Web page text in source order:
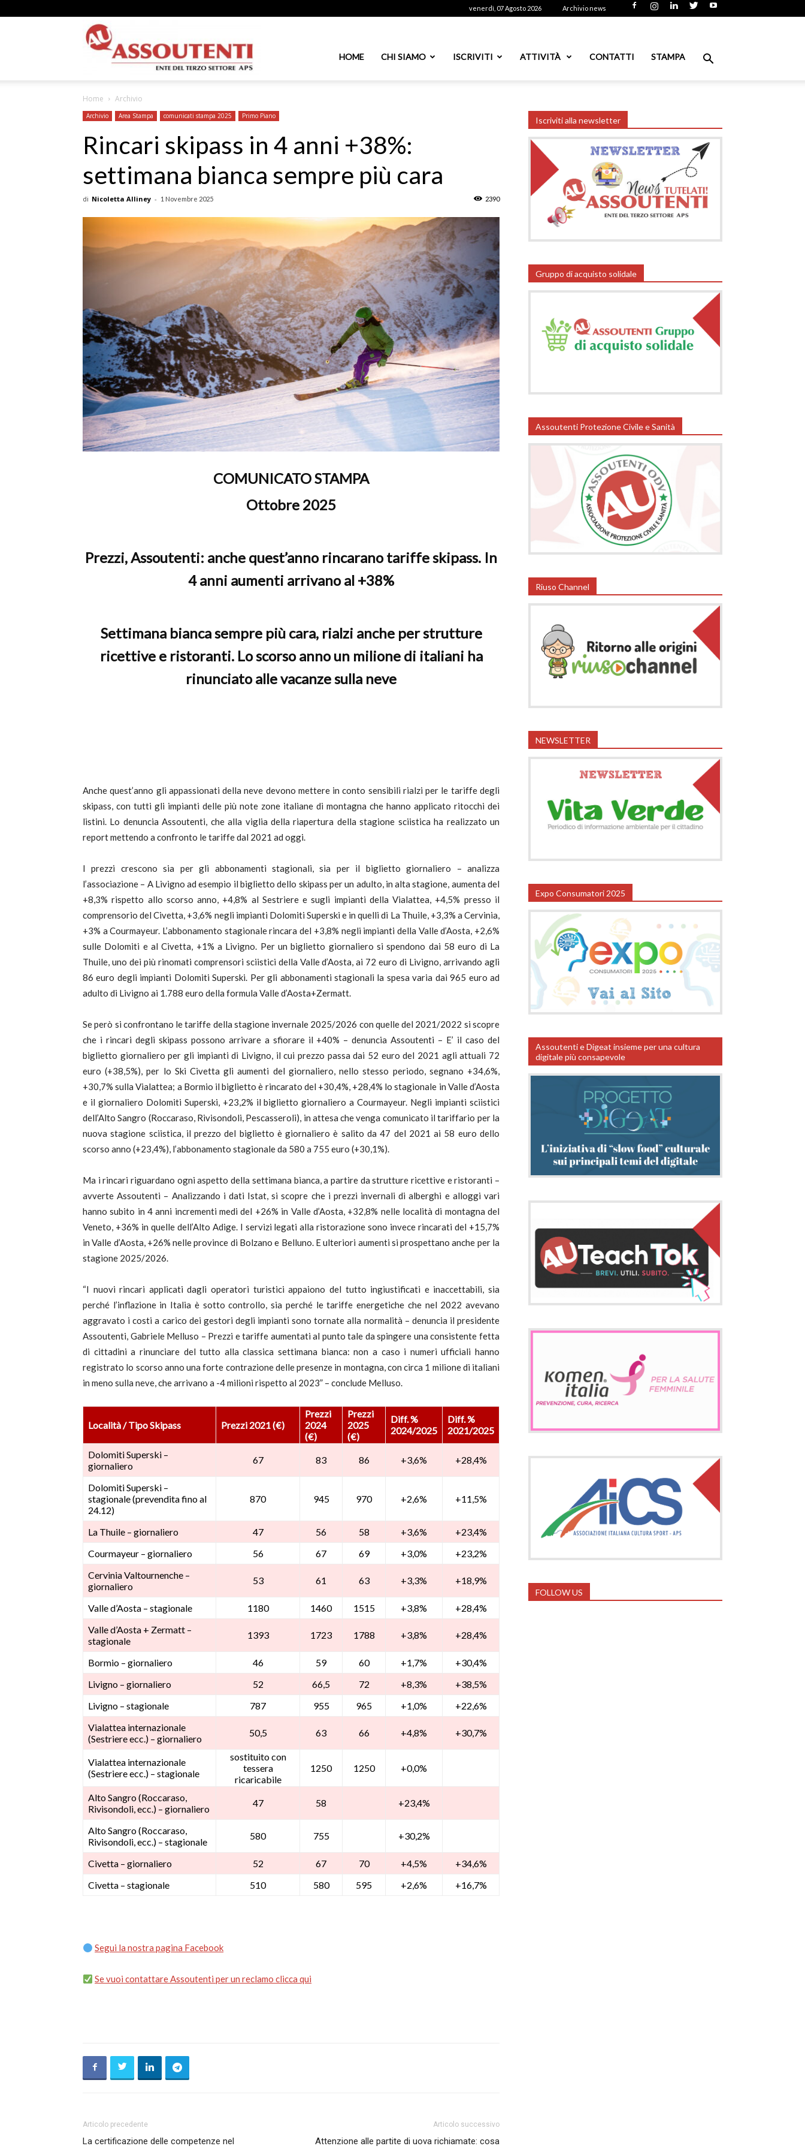
venerdì, 07 Agosto 2026 Archivio news
Nazionale
APS
–
Tutela
i
diritti
consumatori
HOME CHI SIAMO ISCRIVITI ATTIVITÀ CONTATTI STAMPA
Home Archivio
Archivio Area Stampa comunicati stampa 2025 Primo Piano
Rincari skipass in 4 anni +38%:
settimana bianca sempre più cara
di Nicoletta Alliney - 1 Novembre 2025 2390
COMUNICATO STAMPA
Ottobre 2025
Prezzi, Assoutenti: anche quest’anno rincarano tariffe skipass. In
4 anni aumenti arrivano al +38%
Settimana bianca sempre più cara, rialzi anche per strutture
ricettive e ristoranti. Lo scorso anno un milione di italiani ha
rinunciato alle vacanze sulla neve
Anche quest’anno gli appassionati della neve devono mettere in conto sensibili rialzi per le tariffe degli
skipass, con tutti gli impianti delle più note zone italiane di montagna che hanno applicato ritocchi dei
listini. Lo denuncia Assoutenti, che alla viglia della riapertura della stagione sciistica ha realizzato un
report mettendo a confronto le tariffe dal 2021 ad oggi.
I prezzi crescono sia per gli abbonamenti stagionali, sia per il biglietto giornaliero – analizza
l’associazione – A Livigno ad esempio il biglietto dello skipass per un adulto, in alta stagione, aumenta del
+8,3% rispetto allo scorso anno, +4,8% al Sestriere e sugli impianti della Vialattea, +4,5% presso il
comprensorio del Civetta, +3,6% negli impianti Dolomiti Superski e in quelli di La Thuile, +3,3% a Cervinia,
+3% a Courmayeur. L’abbonamento stagionale rincara del +3,8% negli impianti della Valle d’Aosta, +2,6%
sulle Dolomiti e al Civetta, +1% a Livigno. Per un biglietto giornaliero si spendono dai 58 euro di La
Thuile, uno dei più rinomati comprensori sciistici della Valle d’Aosta, ai 72 euro di Livigno, arrivando agli
86 euro degli impianti Dolomiti Superski. Per gli abbonamenti stagionali la spesa varia dai 965 euro ad
adulto di Livigno ai 1.788 euro della formula Valle d’Aosta+Zermatt.
Se però si confrontano le tariffe della stagione invernale 2025/2026 con quelle del 2021/2022 si scopre
che i rincari degli skipass possono arrivare a sfiorare il +40% – denuncia Assoutenti – E’ il caso del
biglietto giornaliero per gli impianti di Livigno, il cui prezzo passa dai 52 euro del 2021 agli attuali 72
euro (+38,5%), per lo Ski Civetta gli aumenti del giornaliero, nello stesso periodo, segnano +34,6%,
+30,7% sulla Vialattea; a Bormio il biglietto è rincarato del +30,4%, +28,4% lo stagionale in Valle d’Aosta
e il giornaliero Dolomiti Superski, +23,2% il biglietto giornaliero a Courmayeur. Negli impianti sciistici
dell’Alto Sangro (Roccaraso, Rivisondoli, Pescasseroli), in attesa che venga comunicato il tariffario per la
nuova stagione sciistica, il prezzo del biglietto è giornaliero è salito da 47 del 2021 ai 58 euro dello
scorso anno (+23,4%), l’abbonamento stagionale da 580 a 755 euro (+30,1%).
Ma i rincari riguardano ogni aspetto della settimana bianca, a partire da strutture ricettive e ristoranti –
avverte Assoutenti – Analizzando i dati Istat, si scopre che i prezzi invernali di alberghi e alloggi vari
hanno subito in 4 anni incrementi medi del +26% in Valle d’Aosta, +32,8% nelle località di montagna del
Veneto, +36% in quelle dell’Alto Adige. I servizi legati alla ristorazione sono invece rincarati del +15,7%
in Valle d’Aosta, +26% nelle province di Bolzano e Belluno. E ulteriori aumenti si prospettano anche per la
stagione 2025/2026.
“I nuovi rincari applicati dagli operatori turistici appaiono del tutto ingiustificati e inaccettabili, sia
perché l’inflazione in Italia è sotto controllo, sia perché le tariffe energetiche che nel 2022 avevano
aggravato i costi a carico dei gestori degli impianti sono tornate alla normalità – denuncia il presidente
Assoutenti, Gabriele Melluso – Prezzi e tariffe aumentati al punto tale da spingere una consistente fetta
di cittadini a rinunciare del tutto alla classica settimana bianca: non a caso i numeri ufficiali hanno
registrato lo scorso anno una forte contrazione delle presenze in montagna, con circa 1 milione di italiani
in meno sulla neve, che arrivano a -4 milioni rispetto al 2023” – conclude Melluso.
Località / Tipo Skipass Prezzi 2021 (€)
Prezzi
2024
(€)
Prezzi
2025
(€)
Diff. %
2024/2025
Diff. %
2021/2025
Dolomiti Superski –
giornaliero
67 83 86 +3,6% +28,4%
Dolomiti Superski –
stagionale (prevendita fino al
24.12)
870 945 970 +2,6% +11,5%
La Thuile – giornaliero 47 56 58 +3,6%
+23,4%
Courmayeur – giornaliero
56 67 69 +3,0%
+23,2%
Cervinia Valtournenche –
giornaliero
53 61 63 +3,3% +18,9%
Valle d’Aosta – stagionale 1180 1460 1515 +3,8%
+28,4%
Valle d’Aosta + Zermatt –
stagionale
1393 1723 1788 +3,8% +28,4%
Bormio – giornaliero 46 59 60 +1,7%
+30,4%
Livigno – giornaliero
52 66,5 72 +8,3%
+38,5%
Livigno – stagionale
787 955 965 +1,0%
+22,6%
Vialattea internazionale
(Sestriere ecc.) – giornaliero
50,5 63 66 +4,8% +30,7%
Vialattea internazionale
(Sestriere ecc.) – stagionale
sostituito con
tessera
ricaricabile
1250 1250 +0,0%
Alto Sangro (Roccaraso,
Rivisondoli, ecc.) – giornaliero
47 58 +23,4%
Alto Sangro (Roccaraso,
Rivisondoli, ecc.) – stagionale
580 755 +30,2%
Civetta – giornaliero 52 67 70 +4,5%
+34,6%
Civetta – stagionale
510 580 595 +2,6% +16,7%
Segui la nostra pagina Facebook
Se vuoi contattare Assoutenti per un reclamo clicca qui
Articolo precedente
La certificazione delle competenze nel
Articolo successivo
Attenzione alle partite di uova richiamate: cosa
Iscriviti alla newsletter
Gruppo di acquisto solidale
Assoutenti Protezione Civile e Sanità
Riuso Channel
NEWSLETTER
Expo Consumatori 2025
Assoutenti e Digeat insieme per una cultura
digitale più consapevole
FOLLOW US